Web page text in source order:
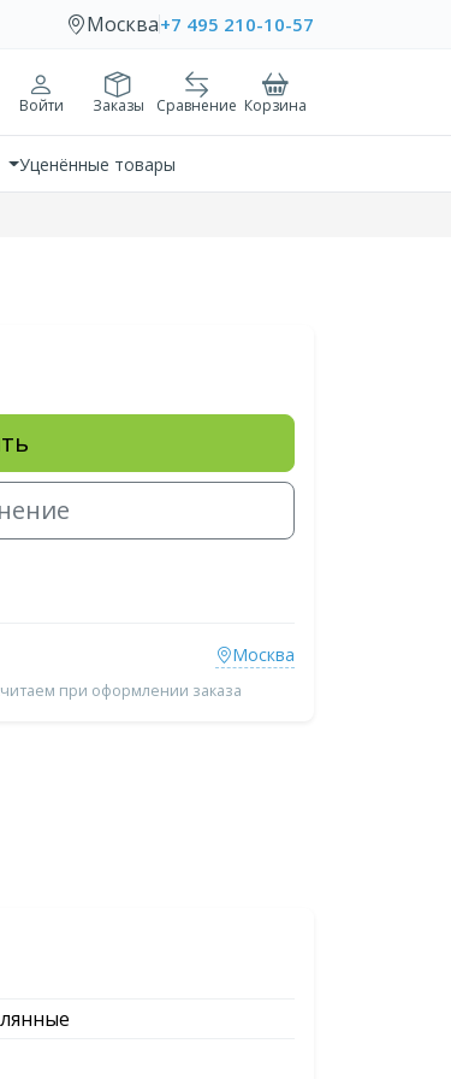
Москва+7 495 210-10-57
Войти Заказы Сравнение Корзина
Уценённые товары
Москва
при оформлении заказа